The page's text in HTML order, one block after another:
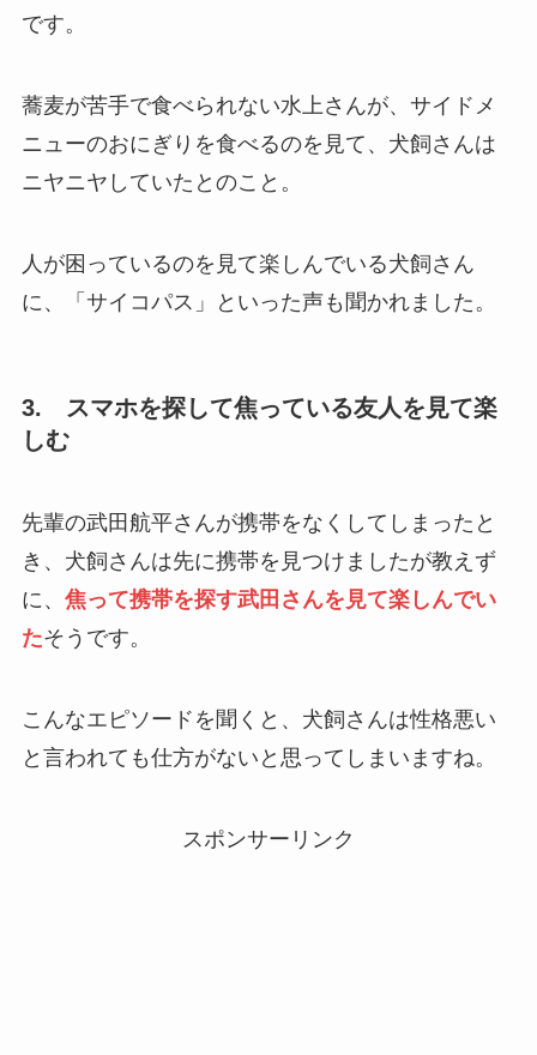
です。
蕎麦が苦手で食べられない水上さんが、サイドメ
ニューのおにぎりを食べるのを見て、犬飼さんは
ニヤニヤしていたとのこと。
人が困っているのを見て楽しんでいる犬飼さん
に、「サイコパス」といった声も聞かれました。
3. スマホを探して焦っている友人を見て楽
しむ
先輩の武田航平さんが携帯をなくしてしまったと
き、犬飼さんは先に携帯を見つけましたが教えず
に、 焦って携帯を探す武田さんを見て楽しんでい
たそうです。
こんなエピソードを聞くと、犬飼さんは性格悪い
と言われても仕方がないと思ってしまいますね。
スポンサーリンク